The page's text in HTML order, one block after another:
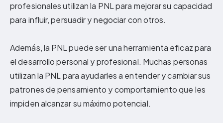
profesionales utilizan la PNL para mejorar su capacidad
para influir, persuadir y negociar con otros.
Además, la PNL puede ser una herramienta eficaz para
el desarrollo personal y profesional. Muchas personas
utilizan la PNL para ayudarles a entender y cambiar sus
patrones de pensamiento y comportamiento que les
impiden alcanzar su máximo potencial.